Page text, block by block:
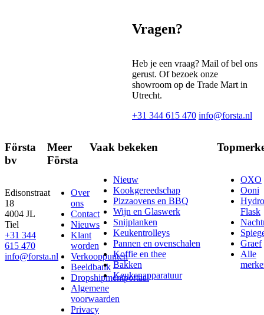
Vragen?
Heb je een vraag? Mail of bel ons
gerust. Of bezoek onze
showroom op de Trade Mart in
Utrecht.
+31 344 615 470 info@forsta.nl
Första
bv
Edisonstraat
18
4004 JL
Tiel
+31 344
615 470
info@forsta.nl
Meer
Första
Over
ons
Contact
Nieuws
Klant
worden
Verkooppunten
Beeldbank
Dropshipmentportaal
Algemene
voorwaarden
Privacy
Vaak bekeken
Nieuw
Kookgereedschap
Pizzaovens en BBQ
Wijn en Glaswerk
Snijplanken
Keukentrolleys
Pannen en ovenschalen
Koffie en thee
Bakken
Keukenapparatuur
OXO
Ooni
Hydro
Flask
Graef
Alle